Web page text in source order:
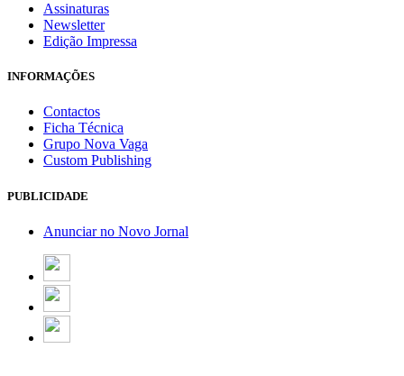
Assinaturas
Newsletter
Edição Impressa
INFORMAÇÕES
Contactos
Ficha Técnica
Grupo Nova Vaga
Custom Publishing
PUBLICIDADE
Anunciar no Novo Jornal